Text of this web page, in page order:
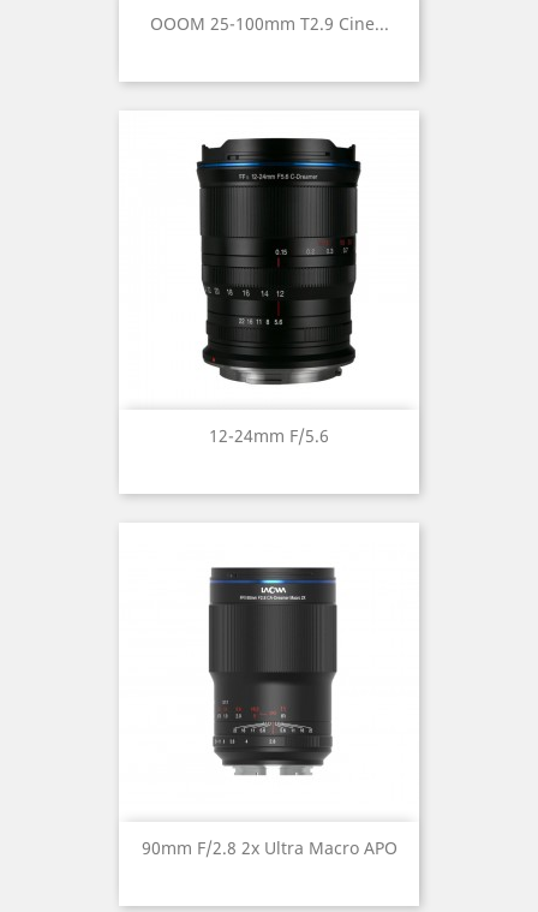
OOOM 25-100mm T2.9 Cine...
12-24mm F/5.6
90mm F/2.8 2x Ultra Macro APO